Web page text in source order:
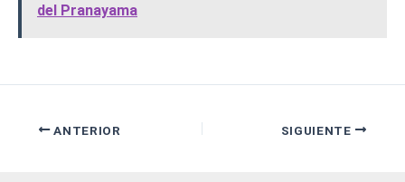
del Pranayama
ANTERIOR SIGUIENTE